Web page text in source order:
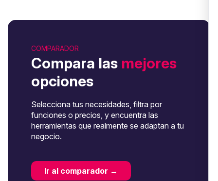
COMPARADOR
Compara las mejores
opciones
Selecciona tus necesidades, filtra por
funciones o precios, y encuentra las
herramientas que realmente se adaptan a tu
negocio.
Ir al comparador →